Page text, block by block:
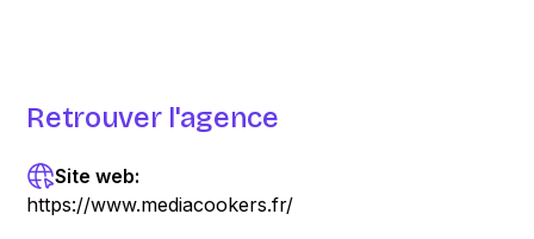
Retrouver l'agence
Site web:
https://www.mediacookers.fr/